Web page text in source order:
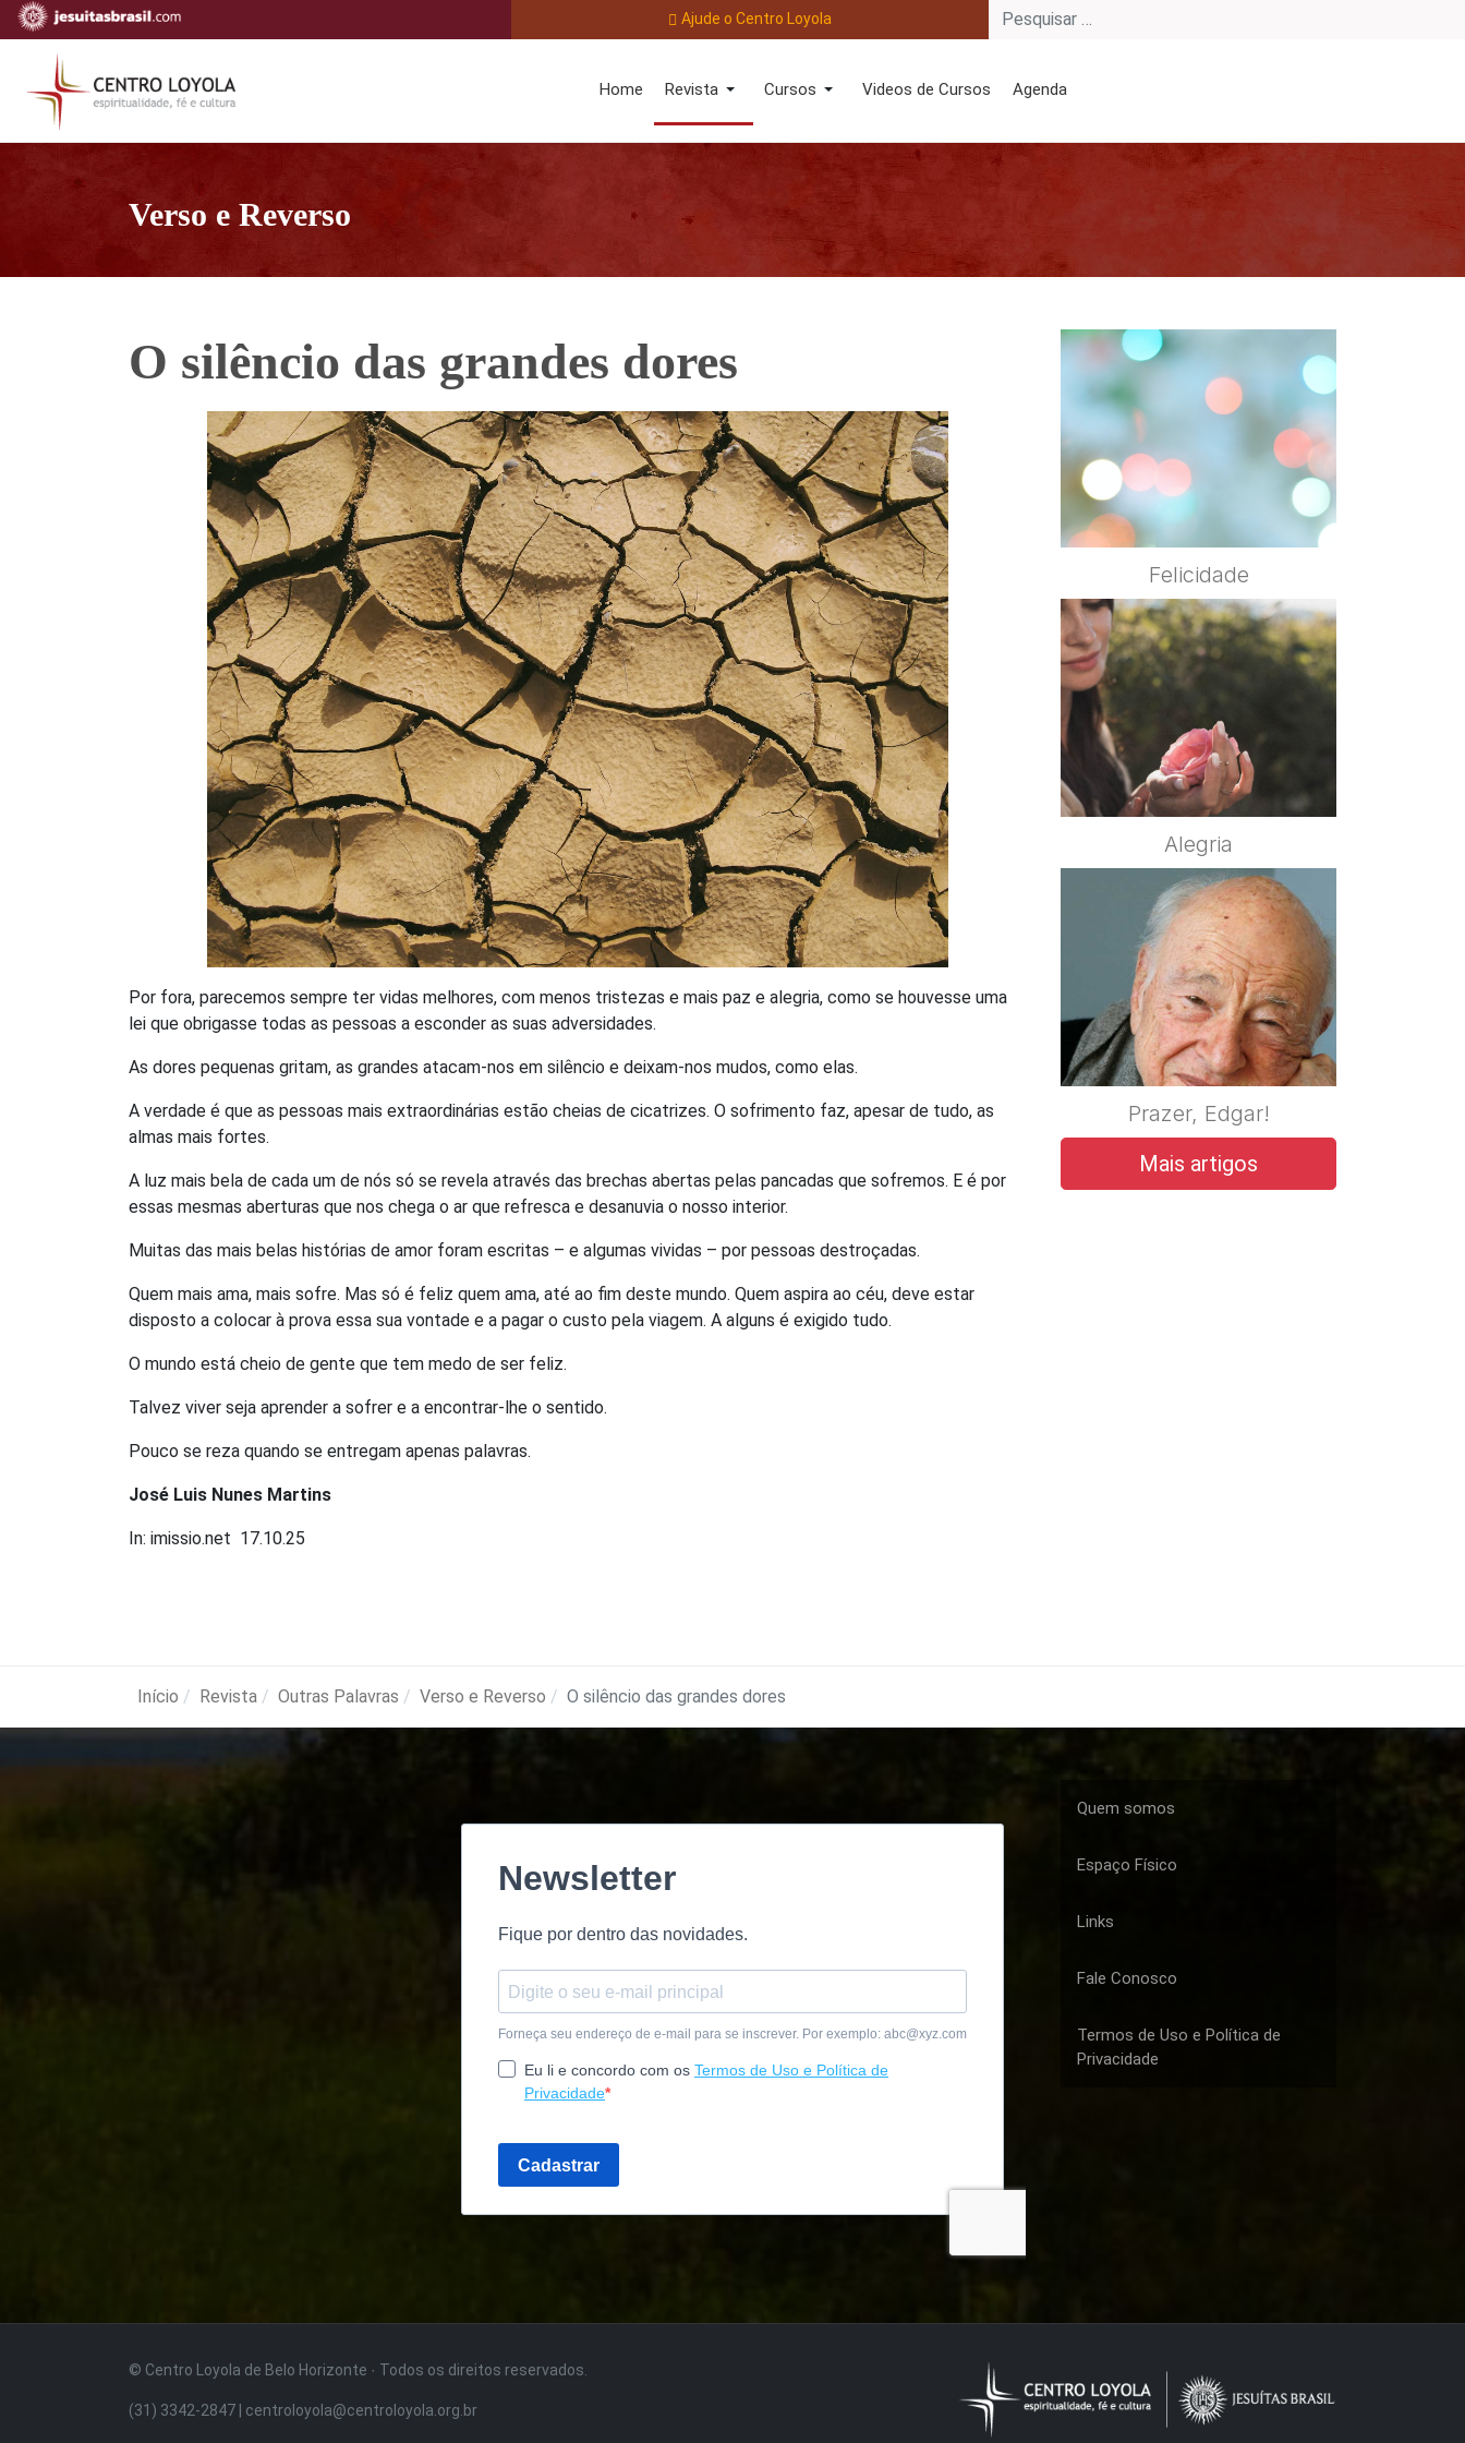
Ajude o Centro Loyola
Home Revista Cursos Videos de Cursos Agenda
Verso e Reverso
O silêncio das grandes dores
Por fora, parecemos sempre ter vidas melhores, com menos tristezas e mais paz e alegria, como se houvesse uma
lei que obrigasse todas as pessoas a esconder as suas adversidades.
As dores pequenas gritam, as grandes atacam-nos em silêncio e deixam-nos mudos, como elas.
A verdade é que as pessoas mais extraordinárias estão cheias de cicatrizes. O sofrimento faz, apesar de tudo, as
almas mais fortes.
A luz mais bela de cada um de nós só se revela através das brechas abertas pelas pancadas que sofremos. E é por
essas mesmas aberturas que nos chega o ar que refresca e desanuvia o nosso interior.
Muitas das mais belas histórias de amor foram escritas – e algumas vividas – por pessoas destroçadas.
Quem mais ama, mais sofre. Mas só é feliz quem ama, até ao fim deste mundo. Quem aspira ao céu, deve estar
disposto a colocar à prova essa sua vontade e a pagar o custo pela viagem. A alguns é exigido tudo.
O mundo está cheio de gente que tem medo de ser feliz.
Talvez viver seja aprender a sofrer e a encontrar-lhe o sentido.
Pouco se reza quando se entregam apenas palavras.
José Luis Nunes Martins
In: imissio.net 17.10.25
Felicidade
Alegria
Prazer, Edgar!
Mais artigos
Início Revista Outras Palavras Verso e Reverso O silêncio das grandes dores
Quem somos
Espaço Físico
Links
Fale Conosco
Termos de Uso e Política de
Privacidade
© Centro Loyola de Belo Horizonte · Todos os direitos reservados.
(31) 3342-2847 | centroloyola@centroloyola.org.br